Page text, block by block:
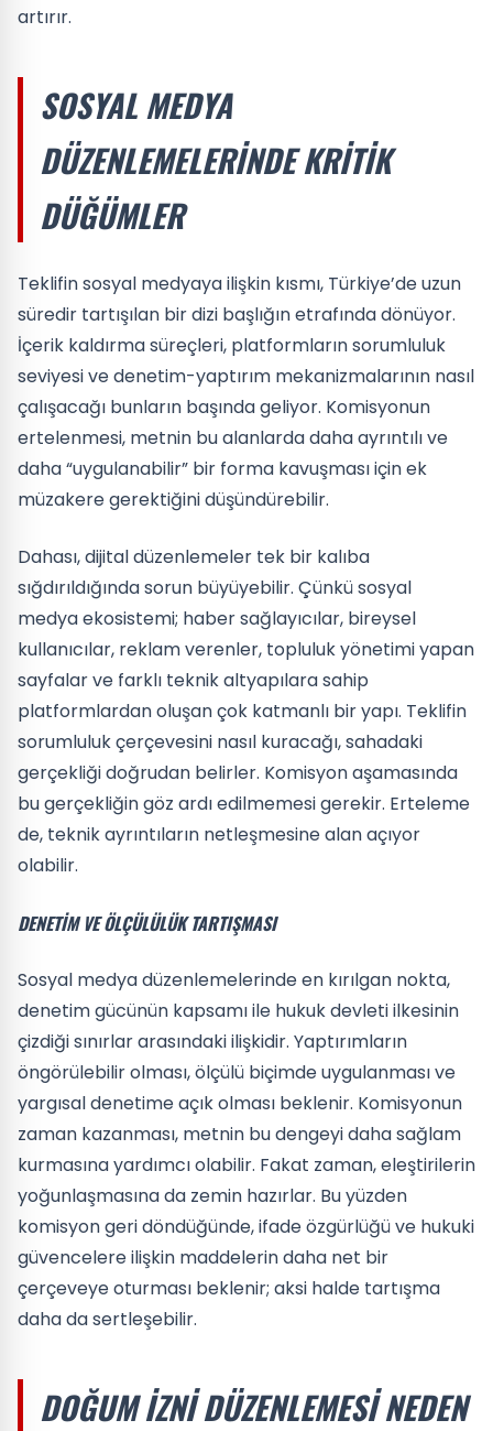
artırır.
SOSYAL MEDYA
DÜZENLEMELERINDE KRITIK
DÜĞÜMLER
Teklifin sosyal medyaya ilişkin kısmı, Türkiye’de uzun
süredir tartışılan bir dizi başlığın etrafında dönüyor.
İçerik kaldırma süreçleri, platformların sorumluluk
seviyesi ve denetim-yaptırım mekanizmalarının nasıl
çalışacağı bunların başında geliyor. Komisyonun
ertelenmesi, metnin bu alanlarda daha ayrıntılı ve
daha “uygulanabilir” bir forma kavuşması için ek
müzakere gerektiğini düşündürebilir.
Dahası, dijital düzenlemeler tek bir kalıba
sığdırıldığında sorun büyüyebilir. Çünkü sosyal
medya ekosistemi; haber sağlayıcılar, bireysel
kullanıcılar, reklam verenler, topluluk yönetimi yapan
sayfalar ve farklı teknik altyapılara sahip
platformlardan oluşan çok katmanlı bir yapı. Teklifin
sorumluluk çerçevesini nasıl kuracağı, sahadaki
gerçekliği doğrudan belirler. Komisyon aşamasında
bu gerçekliğin göz ardı edilmemesi gerekir. Erteleme
de, teknik ayrıntıların netleşmesine alan açıyor
olabilir.
DENETIM VE ÖLÇÜLÜLÜK TARTIŞMASI
Sosyal medya düzenlemelerinde en kırılgan nokta,
denetim gücünün kapsamı ile hukuk devleti ilkesinin
çizdiği sınırlar arasındaki ilişkidir. Yaptırımların
öngörülebilir olması, ölçülü biçimde uygulanması ve
yargısal denetime açık olması beklenir. Komisyonun
zaman kazanması, metnin bu dengeyi daha sağlam
kurmasına yardımcı olabilir. Fakat zaman, eleştirilerin
yoğunlaşmasına da zemin hazırlar. Bu yüzden
komisyon geri döndüğünde, ifade özgürlüğü ve hukuki
güvencelere ilişkin maddelerin daha net bir
çerçeveye oturması beklenir; aksi halde tartışma
daha da sertleşebilir.
DOĞUM IZNI DÜZENLEMESI NEDEN